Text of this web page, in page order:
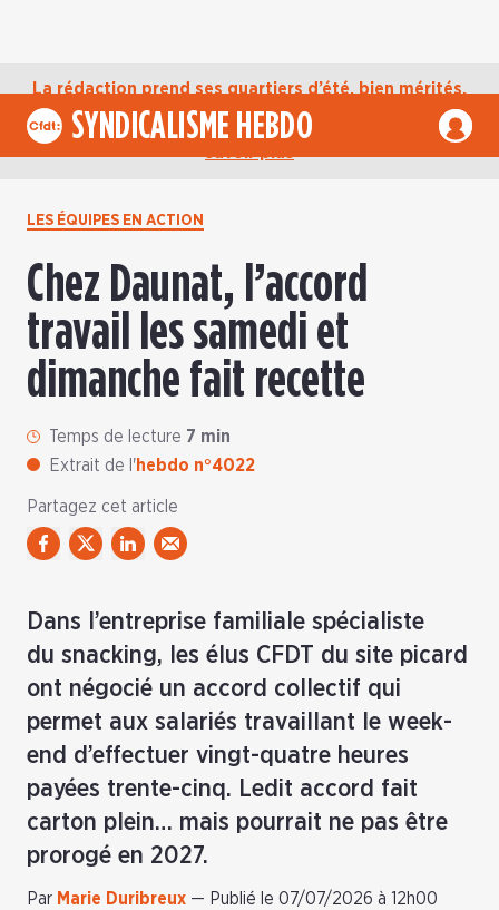
La rédaction prend ses quartiers d’été, bien mérités,
jusqu’au mardi 1er septembre. D’ici là, retrouvez
l’actualité de la CFDT sur notre compte Bluesky. En
SYNDICALISME HEBDO
LES ÉQUIPES EN ACTION
Chez Daunat, l’accord
travail les samedi et
dimanche fait recette
Temps de lecture 7 min
Extrait de l'hebdo n°4022
Partagez cet article
Dans l’entreprise familiale spécialiste
du snacking, les élus CFDT du site picard
ont négocié un accord collectif qui
permet aux salariés travaillant le week-
end d’effectuer vingt-quatre heures
payées trente-cinq. Ledit accord fait
carton plein… mais pourrait ne pas être
prorogé en 2027.
Par Marie Duribreux — Publié le 07/07/2026 à 12h00